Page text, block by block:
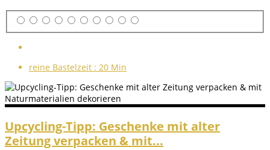
reine Bastelzeit : 20 Min
Upcycling-Tipp: Geschenke mit alter
Zeitung verpacken & mit...